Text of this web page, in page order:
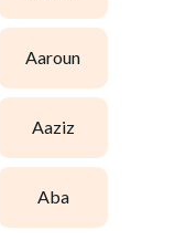
aaroun
aaziz
aba